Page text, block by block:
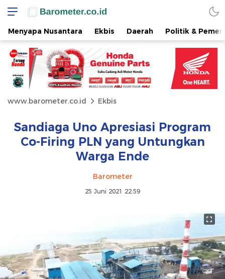
Menyapa Nusantara Ekbis Daerah Politik &
www.barometer.co.id Ekbis
Sandiaga Uno Apresiasi Program
Co-Firing PLN yang Untungkan
Warga Ende
Barometer
25 Juni 2021 22:59